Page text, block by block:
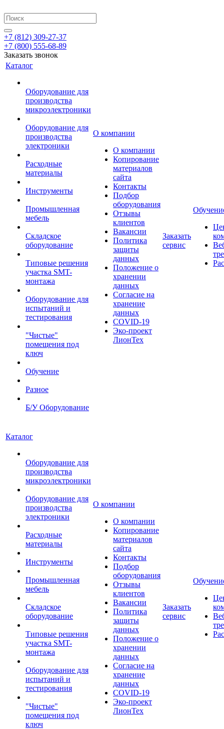
+7 (812) 309-27-37
+7 (800) 555-68-89
Заказать звонок
Каталог
Оборудование для
производства
микроэлектроники
Оборудование для
производства
электроники
Расходные
материалы
Инструменты
Промышленная
мебель
Складское
оборудование
Типовые решения
участка SMT-
монтажа
Оборудование для
испытаний и
тестирования
"Чистые"
помещения под
ключ
Обучение
Разное
Б/У Оборудование
О компании
О компании
Копирование
материалов
сайта
Контакты
Подбор
оборудования
Отзывы
клиентов
Вакансии
Политика
защиты
данных
Положение о
хранении
данных
Согласие на
хранение
данных
COVID-19
Эко-проект
ЛионТех
Заказать
сервис
Каталог
Оборудование для
производства
микроэлектроники
Оборудование для
производства
электроники
Расходные
материалы
Инструменты
Промышленная
мебель
Складское
оборудование
Типовые решения
участка SMT-
монтажа
Оборудование для
испытаний и
тестирования
"Чистые"
помещения под
ключ
О компании
О компании
Копирование
материалов
сайта
Контакты
Подбор
оборудования
Отзывы
клиентов
Вакансии
Политика
защиты
данных
Положение о
хранении
данных
Согласие на
хранение
данных
COVID-19
Эко-проект
ЛионТех
Заказать
сервис